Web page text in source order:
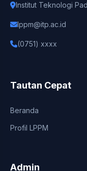
Institut Teknologi
lppm@itp.ac.id
(0751) xxxx
Tautan Cepat
Beranda
Profil LPPM
Admin